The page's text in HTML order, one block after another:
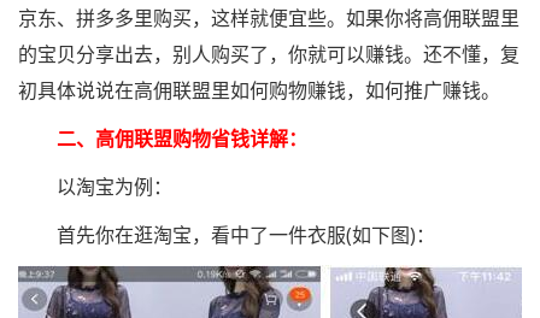
京东、拼多多里购买，这样就便宜些。如果你将高佣联盟里
的宝贝分享出去，别人购买了，你就可以赚钱。还不懂，复
初具体说说在高佣联盟里如何购物赚钱，如何推广赚钱。
二、高佣联盟购物省钱详解：
以淘宝为例：
首先你在逛淘宝，看中了一件衣服(如下图)：